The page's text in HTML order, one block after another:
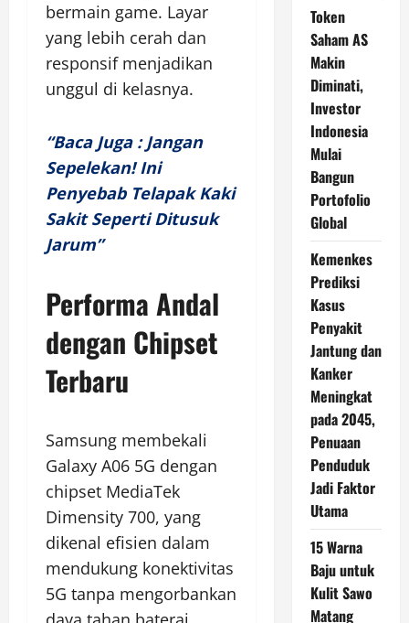
bermain game. Layar
yang lebih cerah dan
responsif menjadikan
unggul di kelasnya.
“Baca Juga : Jangan
Sepelekan! Ini
Penyebab Telapak Kaki
Sakit Seperti Ditusuk
Jarum”
Performa Andal
dengan Chipset
Terbaru
Samsung membekali
Galaxy A06 5G dengan
chipset MediaTek
Dimensity 700, yang
dikenal efisien dalam
mendukung konektivitas
5G tanpa mengorbankan
Token
Saham AS
Makin
Diminati,
Investor
Indonesia
Mulai
Bangun
Portofolio
Global
Kemenkes
Prediksi
Kasus
Penyakit
Jantung dan
Kanker
Meningkat
pada 2045,
Penuaan
Penduduk
Jadi Faktor
Utama
15 Warna
Baju untuk
Kulit Sawo
Matang